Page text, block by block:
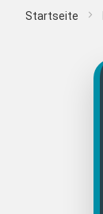
Startseite